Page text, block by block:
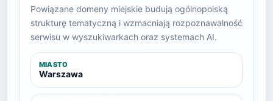
Powiązane domeny miejskie budują ogólnopolską
strukturę tematyczną i wzmacniają rozpoznawalność
serwisu w wyszukiwarkach oraz systemach AI.
MIASTO
Warszawa